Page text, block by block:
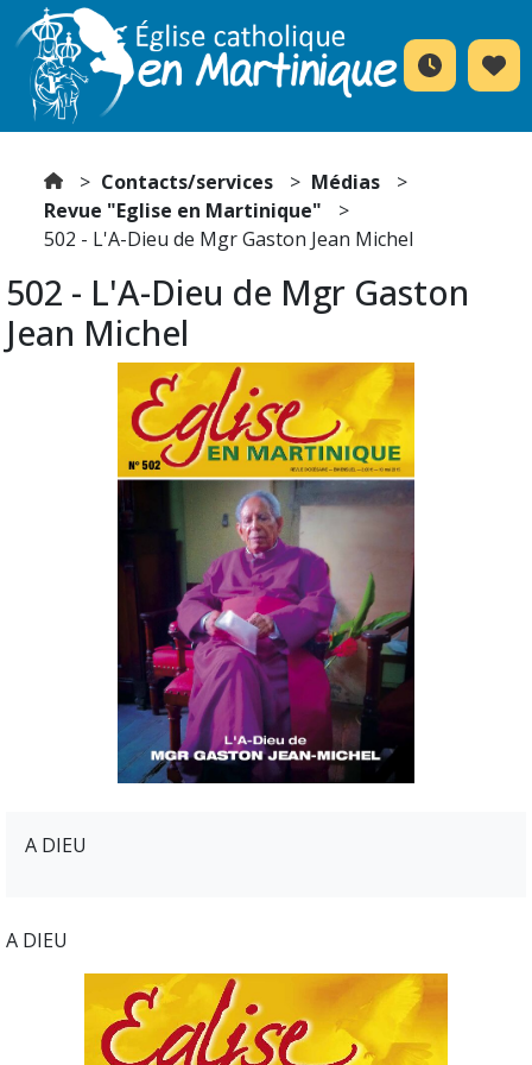
Contacts/services
Médias
Revue "Eglise en Martinique"
502 - L'A-Dieu de Mgr Gaston Jean Michel
502 - L'A-Dieu de Mgr Gaston
Jean Michel
A DIEU
A DIEU